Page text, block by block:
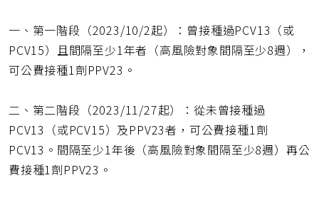
一、第一階段（2023/10/2起）：曾接種過PCV13（或
PCV15）且間隔至少1年者（高風險對象間隔至少8週），
可公費接種1劑PPV23。
二、第二階段（2023/11/27起）：從未曾接種過
PCV13（或PCV15）及PPV23者，可公費接種1劑
PCV13。間隔至少1年後（高風險對象間隔至少8週）再公
費接種1劑PPV23。